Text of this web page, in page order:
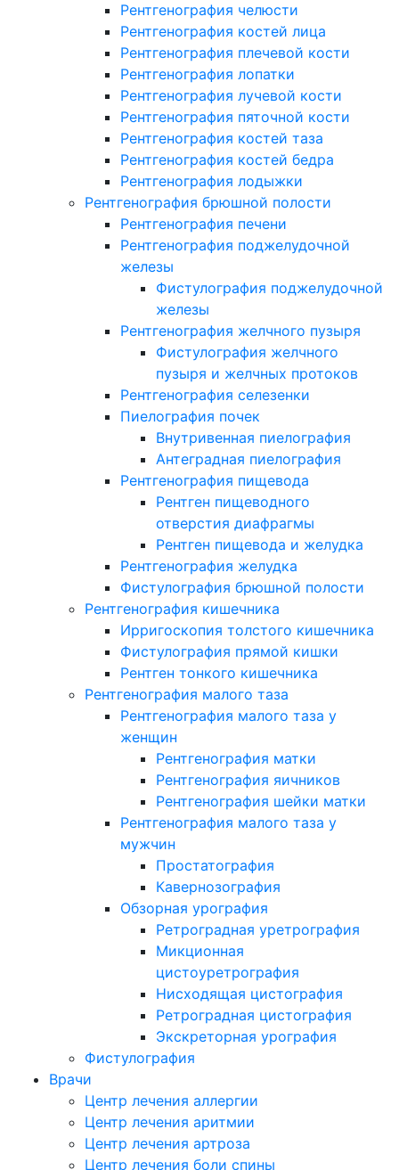
Рентгенография челюсти
Рентгенография костей лица
Рентгенография плечевой кости
Рентгенография лопатки
Рентгенография лучевой кости
Рентгенография пяточной кости
Рентгенография костей таза
Рентгенография костей бедра
Рентгенография лодыжки
Рентгенография брюшной полости
Рентгенография печени
Рентгенография поджелудочной
железы
Фистулография поджелудочной
железы
Рентгенография желчного пузыря
Фистулография желчного
пузыря и желчных протоков
Рентгенография селезенки
Пиелография почек
Внутривенная пиелография
Антеградная пиелография
Рентгенография пищевода
Рентген пищеводного
отверстия диафрагмы
Рентген пищевода и желудка
Рентгенография желудка
Фистулография брюшной полости
Рентгенография кишечника
Ирригоскопия толстого кишечника
Фистулография прямой кишки
Рентген тонкого кишечника
Рентгенография малого таза
Рентгенография малого таза у
женщин
Рентгенография матки
Рентгенография яичников
Рентгенография шейки матки
Рентгенография малого таза у
мужчин
Простатография
Кавернозография
Обзорная урография
Ретроградная уретрография
Микционная
цистоуретрография
Нисходящая цистография
Ретроградная цистография
Экскреторная урография
Фистулография
Врачи
Центр лечения аллергии
Центр лечения аритмии
Центр лечения артроза
Центр лечения боли спины